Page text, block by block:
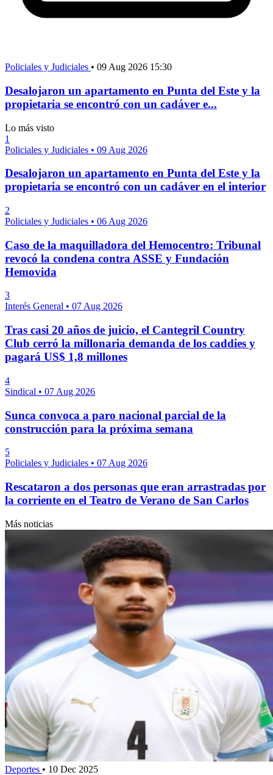
Policiales y Judiciales • 09 Aug 2026 15:30
Desalojaron un apartamento en Punta del Este y la
propietaria se encontró con un cadáver e...
Lo más visto
1
Policiales y Judiciales • 09 Aug 2026
Desalojaron un apartamento en Punta del Este y la
propietaria se encontró con un cadáver en el interior
2
Policiales y Judiciales • 06 Aug 2026
Caso de la maquilladora del Hemocentro: Tribunal
revocó la condena contra ASSE y Fundación
Hemovida
3
Interés General • 07 Aug 2026
Tras casi 20 años de juicio, el Cantegril Country
Club cerró la millonaria demanda de los caddies y
pagará US$ 1,8 millones
4
Sindical • 07 Aug 2026
Sunca convoca a paro nacional parcial de la
construcción para la próxima semana
5
Policiales y Judiciales • 07 Aug 2026
Rescataron a dos personas que eran arrastradas por
la corriente en el Teatro de Verano de San Carlos
Más noticias
Deportes • 10 Dec 2025